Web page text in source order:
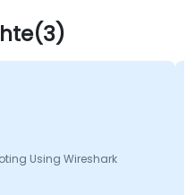
Using Wireshark